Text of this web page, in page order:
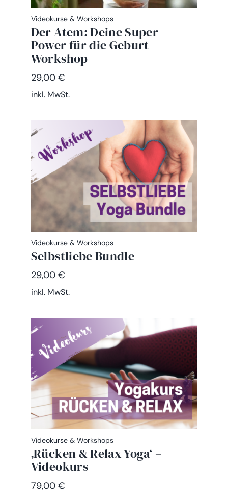
Videokurse & Workshops
Der Atem: Deine Super-
Power für die Geburt –
Workshop
29,00 €
inkl. MwSt.
Videokurse & Workshops
Selbstliebe Bundle
29,00 €
inkl. MwSt.
Videokurse & Workshops
‚Rücken & Relax Yoga‘ –
Videokurs
79,00 €